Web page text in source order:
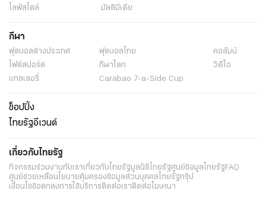
ไลฟ์สไตล์
มัลติมีเดีย
กีฬา
ฟุตบอลต่่างประเทศ ฟุตบอลไทย
คอลัมน์
ไฟต์สปอร์ต
กีฬาโลก
วิดีโอ
แกลเลอรี่
Carabao 7-a-Side Cup
ช็อปปิ้ง
ไทยรัฐอีเวนต์
เกี่ยวกับไทยรัฐ
กิจกรรมร่วมงานกับเราเกี่ยวกับไทยรัฐมูลนิธิไทยรัฐศูนย์ข้อมูลไทยรัฐFAQ
ศูนย์ช่วยเหลือนโยบายคุ้มครองข้อมูลส่วนบุคคลไทยรัฐกรุ๊ป
เงื่อนไขข้อตกลงการใช้บริการติดต่อเราติดต่อโฆษณา